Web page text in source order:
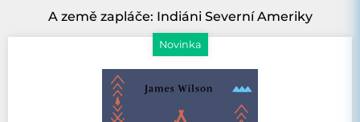
Novinka
A země zapláče: Indiáni Severní Ameriky